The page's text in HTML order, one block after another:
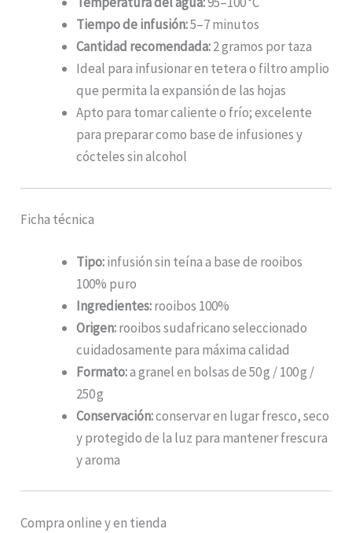
Tiempo de infusión:5–7 minutos
Cantidad recomendada:2 gramos por taza
Ideal para infusionar en tetera o filtro amplio
que permita la expansión de las hojas
Apto para tomar caliente o frío; excelente
para preparar como base de infusiones y
cócteles sin alcohol
Ficha técnica
Tipo:infusión sin teína a base de rooibos
100% puro
Ingredientes:rooibos 100%
Origen:rooibos sudafricano seleccionado
cuidadosamente para máxima calidad
Formato:a granel en bolsas de 50 g / 100 g /
250 g
Conservación:conservar en lugar fresco, seco
y protegido de la luz para mantener frescura
y aroma
Compra online y en tienda